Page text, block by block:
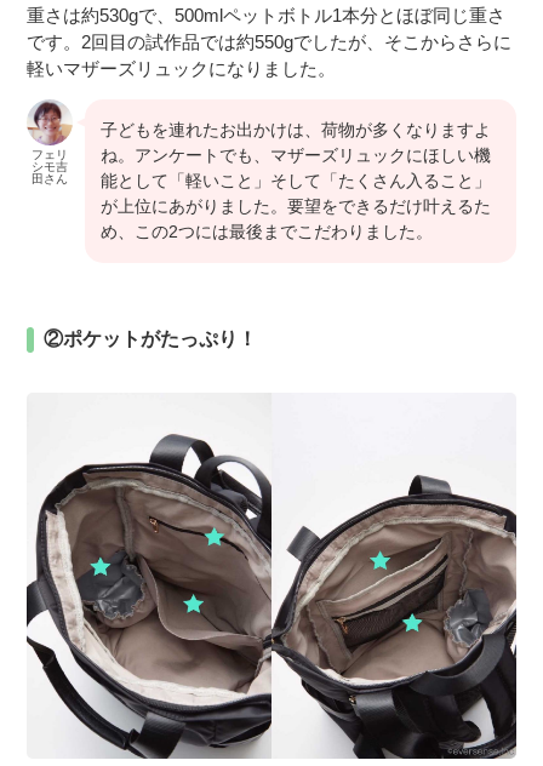
重さは約530gで、500mlペットボトル1本分とほぼ同じ重さ
です。2回目の試作品では約550gでしたが、そこからさらに
軽いマザーズリュックになりました。
フェリ
シモ吉
田さん
子どもを連れたお出かけは、荷物が多くなりますよ
ね。アンケートでも、マザーズリュックにほしい機
能として「軽いこと」そして「たくさん入ること」
が上位にあがりました。要望をできるだけ叶えるた
め、この2つには最後までこだわりました。
②ポケットがたっぷり！